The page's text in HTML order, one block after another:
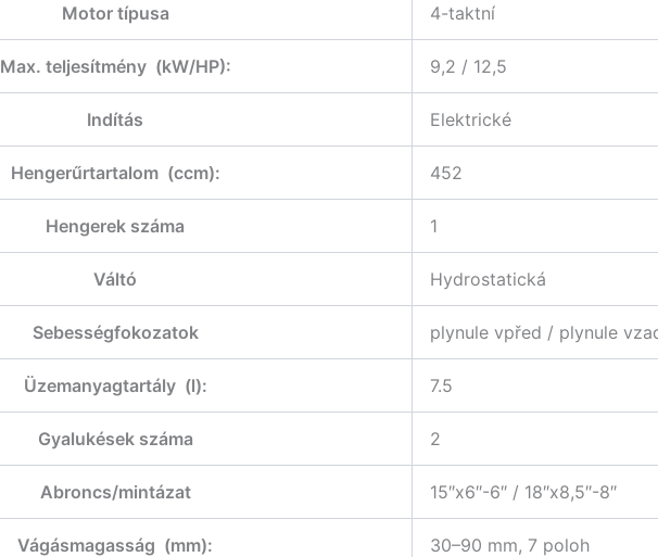
Motor típusa 4-taktní
Max. teljesítmény (kW/HP): 9,2 / 12,5
Indítás Elektrické
Hengerűrtartalom (ccm): 452
Hengerek száma 1
Váltó Hydrostatická
Sebességfokozatok plynule vpřed / plynule
Üzemanyagtartály (l): 7.5
Gyalukések száma 2
Abroncs/mintázat 15″x6″-6″ / 18″x8,5″-8″
Vágásmagasság (mm): 30–90 mm, 7 poloh